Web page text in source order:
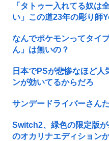
「タトゥー入れてる奴は
い」この道23年の彫り師
なんでポケモンってタイ
ん」は無いの？
日本でPSが悲惨なほど人
ンが効いてるからだろ
サンデードライバーさん
Switch2、緑色の限定版
のオカリナエディション